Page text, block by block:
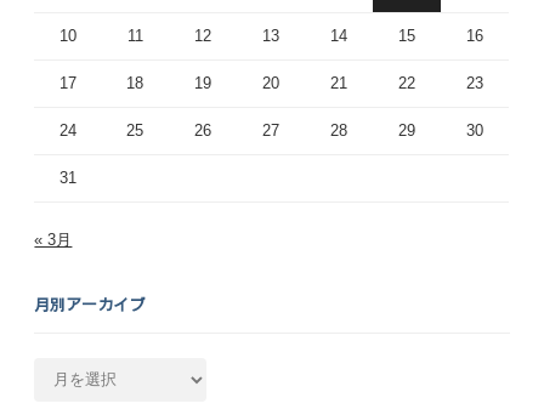
10 11 12 13 14 15 16
17 18 19 20 21 22 23
24 25 26 27 28 29 30
31
« 3月
月別アーカイブ